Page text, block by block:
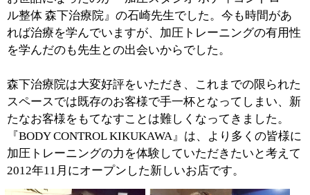
定し、リーズナブルに加圧トレーニングを体験していた
だきたいと考えています。
『BODY CONTROL KIKUKAWA』ではお客様個々の目的
■お客様はどんな方が？また、加圧トレーニン
グのメリットを教えてください。
やはりシェイプアップを目的
にいらっしゃる方が大半にな
ります。1週間に1回というご
利用が多いのですが、加圧ト